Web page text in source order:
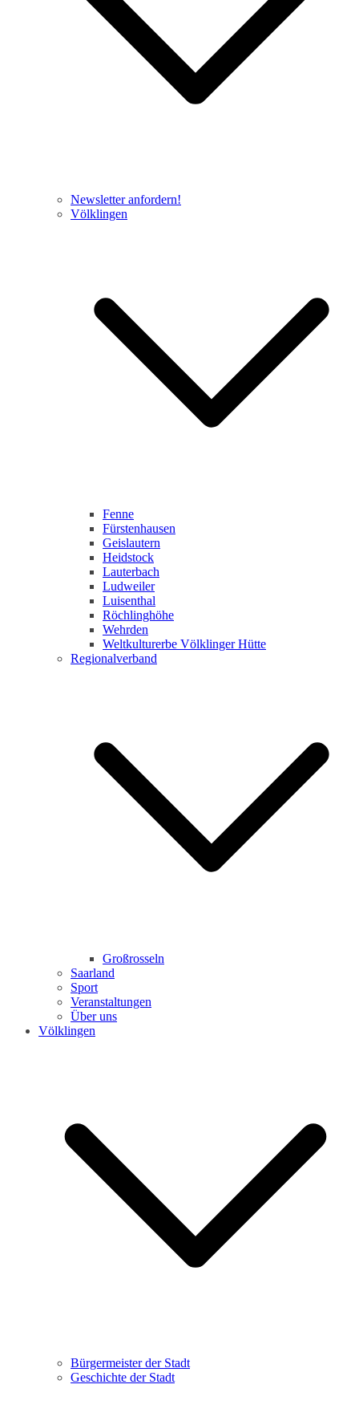
Newsletter anfordern!
Völklingen
Fenne
Fürstenhausen
Geislautern
Heidstock
Lauterbach
Ludweiler
Luisenthal
Röchlinghöhe
Wehrden
Weltkulturerbe Völklinger Hütte
Regionalverband
Großrosseln
Saarland
Sport
Veranstaltungen
Über uns
Völklingen
Bürgermeister der Stadt
Geschichte der Stadt